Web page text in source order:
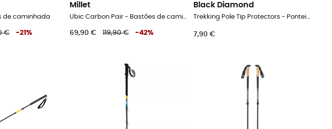
de caminhada
€ -21 %
Millet
Ubic Carbon Pair - Bastões de caminhada
69,90 € 119,90 € -42%
Black Diamond
Trekking Pole Tip Protectors - Ponteira para bastão
7,90 €